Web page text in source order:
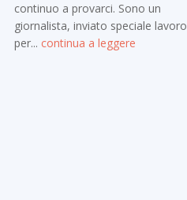
continuo a provarci. Sono un
giornalista, inviato speciale lavoro
per... continua a leggere